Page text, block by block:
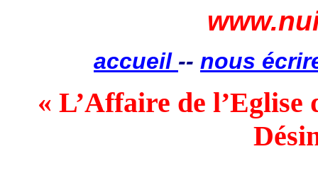
accueil -- nous
« L’Affaire de l’Eglise